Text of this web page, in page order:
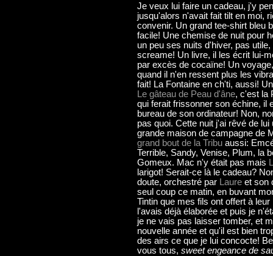
Je veux lui faire un cadeau, j'y
jusqu'alors n'avait fait tilt en moi,
convenir. Un grand tee-shirt bleu
facile! Une chemise de nuit pour
un peu ses nuits d'hiver, pas
screame! Un livre, il les écrit lui-
par excès de cocaïne! Un
quand il n'en ressent plus les
fait! La Fontaine en ch'ti, aussi!
Le gâteau de Peau d'âne, c'est la
qui ferait frissonner son échine, il
bureau de son ordinateur! Non,
pas quoi. Cette nuit j'ai rêvé de
grande maison de campagne de
grand bout de la Tribu aussi:
Terrible, Sandy, Venise, Plum, la
Gomeux. Mac n'y était pas mais
larigot! Serait-ce là le cadeau?
doute, orchestré par Laure et son
seul coup ce matin, en buvant
Tintin que mes fils ont offert à
l'avais déjà élaborée et puis je
je ne vais pas laisser tomber, et
nouvelle année et qu'il est bien
des airs ce que je lui concocte!
vous tous, sweet engeance de